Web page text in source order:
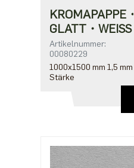
KROMAPAPPE・
GLATT・WEISS
Artikelnummer:
00080229
1000x1500 mm 1,5 mm
Stärke